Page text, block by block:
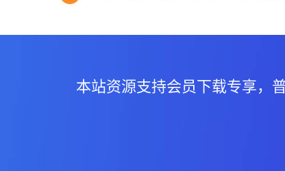
本站资源支持会员下载专享，